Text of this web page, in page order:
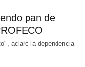
pan de
aclaró la dependencia